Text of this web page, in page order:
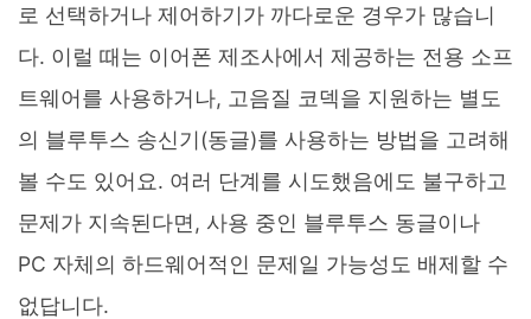
로 선택하거나 제어하기가 까다로운 경우가 많습니
다. 이럴 때는 이어폰 제조사에서 제공하는 전용 소프
트웨어를 사용하거나, 고음질 코덱을 지원하는 별도
의 블루투스 송신기(동글)를 사용하는 방법을 고려해
볼 수도 있어요. 여러 단계를 시도했음에도 불구하고
문제가 지속된다면, 사용 중인 블루투스 동글이나
PC 자체의 하드웨어적인 문제일 가능성도 배제할 수
없답니다.